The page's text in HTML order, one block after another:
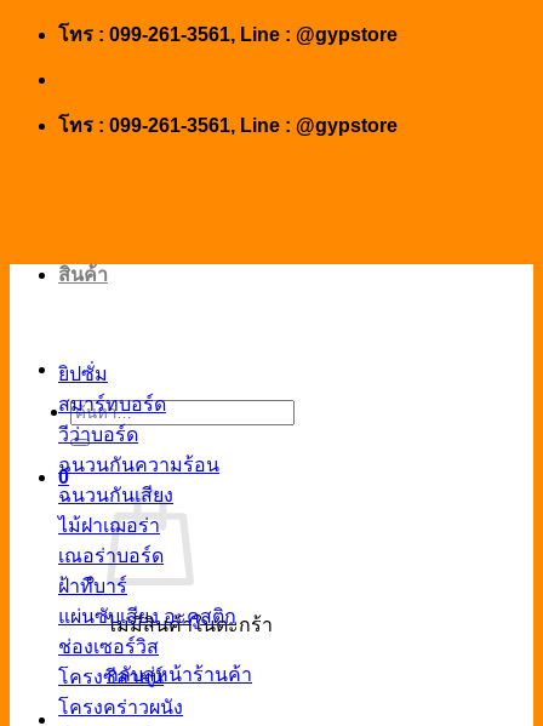
Skip
โทร : 099-261-3561, Line : @gypstore
โทร : 099-261-3561, Line : @gypstore
ค้นหา:
0
ไม่มีสินค้าในตะกร้า
กลับสู่หน้าร้านค้า
สินค้า
ยิปซั่ม
สมาร์ทบอร์ด
วีว่าบอร์ด
ฉนวนกันความร้อน
ฉนวนกันเสียง
ไม้ฝาเฌอร่า
เณอร่าบอร์ด
ฝ้าทีบาร์
แผ่นซับเสียง อะคูสติก
ช่องเซอร์วิส
โครงซีลายน์
โครงคร่าวผนัง